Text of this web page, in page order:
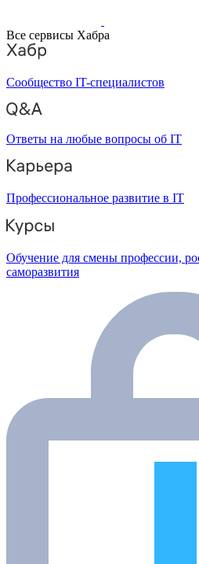
Все сервисы Хабра
Сообщество IT-специалистов
Ответы на любые вопросы об IT
Профессиональное развитие в IT
Обучение для смены профессии,
саморазвития